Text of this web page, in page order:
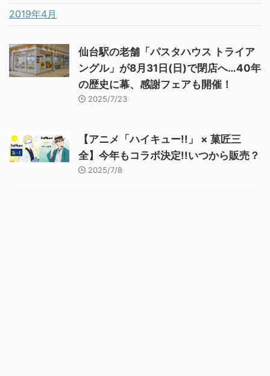
2019年4月
仙台駅の老舗「パスタハウス トライア
ングル」が8月31日(日)で閉店へ…40年
の歴史に幕、感謝フェアも開催！
2025/7/23
【アニメ「ハイキュー!!」 × 菓匠三
全】今年もコラボ決定!!いつから販売？
2025/7/8